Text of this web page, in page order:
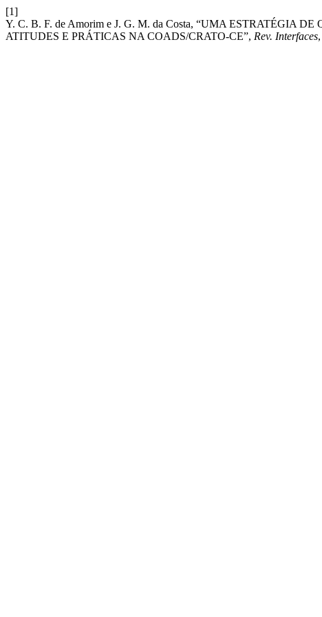
[1]
Y. C. B. F. de Amorim e J. G. M. da Costa, “UMA ESTRATÉGIA
ATITUDES E PRÁTICAS NA COADS/CRATO-CE”, Rev. Interfaces